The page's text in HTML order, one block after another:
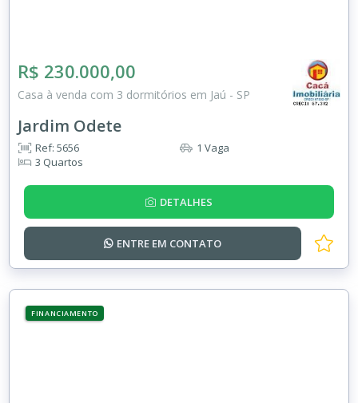
R$ 230.000,00
Casa à venda com 3 dormitórios em Jaú - SP
Jardim Odete
Ref: 5656
3 Quartos
1 Vaga
DETALHES
ENTRE EM CONTATO
FINANCIAMENTO